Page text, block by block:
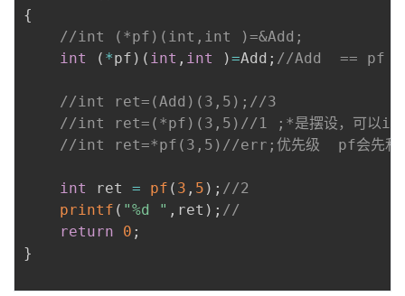
{
//int (*pf)(int,int )=&Add;
int
( *pf ) ( int , int )=Add ; //Add  == pf
//int ret=(Add)(3,5);//3
//int ret=(*pf)(3,5)//1
//int ret=*pf(3,5)//err;优先级  pf会先和（3，
int ret = pf ( 3 , 5 ) ; //2
printf ( "%d " , ret ) ; //
return
0 ;
}